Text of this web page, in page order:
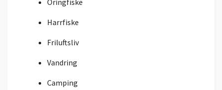
Harrfiske
Friluftsliv
Vandring
Camping